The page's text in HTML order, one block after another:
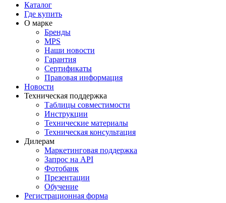
Каталог
Где купить
О марке
Бренды
MPS
Наши новости
Гарантия
Сертификаты
Правовая информация
Новости
Техническая поддержка
Таблицы совместимости
Инструкции
Технические материалы
Техническая консультация
Дилерам
Маркетинговая поддержка
Запрос на API
Фотобанк
Презентации
Обучение
Регистрационная форма